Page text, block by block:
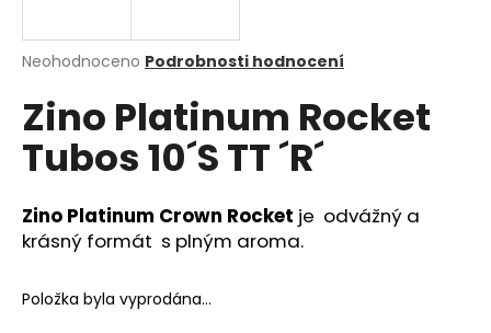
Průměrné
produktu
je
0,0
hvězdiček.
Neohodnoceno Podrobnosti hodnocení
Zino Platinum Rocket
Tubos 10´S TT ´R´
Zino Platinum Crown Rocket je odvážný a
krásný formát s plným aroma.
Položka byla vyprodána…
j
t
?
HLEDAT